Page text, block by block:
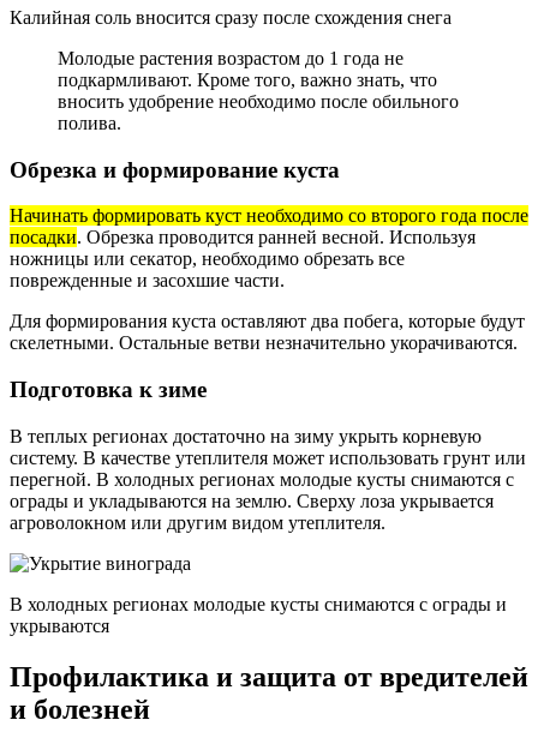
Калийная соль вносится сразу после схождения снега
Молодые растения возрастом до 1 года не
подкармливают. Кроме того, важно знать, что
вносить удобрение необходимо после обильного
полива.
Обрезка и формирование куста
Начинать формировать куст необходимо со второго года после
посадки. Обрезка проводится ранней весной. Используя
ножницы или секатор, необходимо обрезать все
поврежденные и засохшие части.
Для формирования куста оставляют два побега, которые будут
скелетными. Остальные ветви незначительно укорачиваются.
Подготовка к зиме
В теплых регионах достаточно на зиму укрыть корневую
систему. В качестве утеплителя может использовать грунт или
перегной. В холодных регионах молодые кусты снимаются с
ограды и укладываются на землю. Сверху лоза укрывается
агроволокном или другим видом утеплителя.
В холодных регионах молодые кусты снимаются с ограды и
укрываются
Профилактика и защита от вредителей
и болезней